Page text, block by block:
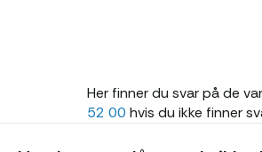
Her finner du svar på de
52 00 hvis du ikke finner